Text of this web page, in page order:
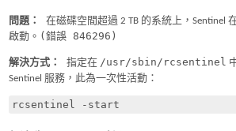
問題：
在磁碟空間超過 2 TB 的系統上，Sentinel
啟動。 (錯誤 846296)
解決方式： 指定在 /usr/sbin/rcsentinel
Sentinel 服務，此為一次性活動：